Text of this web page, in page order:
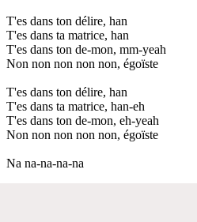
T'es dans ton délire, han
T'es dans ta matrice, han
T'es dans ton de-mon, mm-yeah
Non non non non non, égoïste
T'es dans ton délire, han
T'es dans ta matrice, han-eh
T'es dans ton de-mon, eh-yeah
Non non non non non, égoïste
Na na-na-na-na